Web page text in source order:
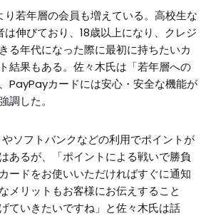
若年層の会員も増えている。高校生な
伸びており、18歳以上になり、クレジ
る年代になった際に最初に持ちたいカ
結果もある。佐々木氏は「若年層への
PayPayカードには安心・安全な機能が
調した。
やソフトバンクなどの利用でポイントが
あるが、「ポイントによる戦いで勝負
ードをお使いいただければすぐに通知
メリットもお客様にお伝えすること
ていきたいですね」と佐々木氏は話